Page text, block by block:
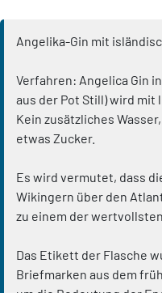
Angelika-Gin mit
Verfahren: Angelica Gin
aus der Pot Still) wird mit
Kein zusätzliches
etwas Zucker.
Es wird vermutet, dass
Wikingern über den
zu einem der
Das Etikett der Flasche
Briefmarken aus dem